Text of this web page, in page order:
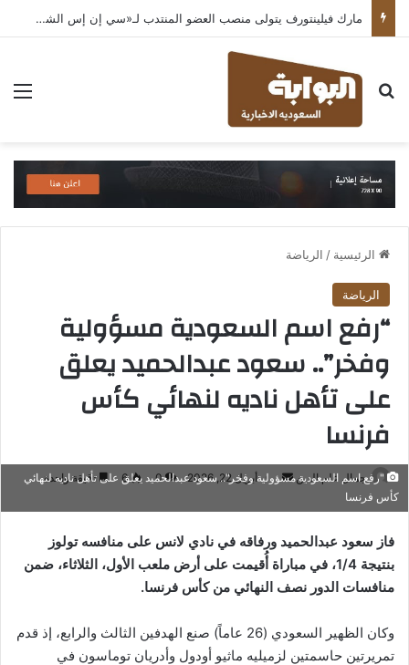
مارك فيلينتورف يتولى منصب العضو المنتدب لـ«سي إن إس الشرق الأوسط» ويشرف على شركات قطاع التكنولوجيا ضمن مجموعة غباش
بحث عن
الرئيسية / الرياضة
الرياضة
“رفع اسم السعودية مسؤولية
وفخر”.. سعود عبدالحميد يعلق
على تأهل ناديه لنهائي كأس
فرنسا
جمال علم الدين
أرسلأبريل 22, 2026 0
6 دقيقة واحدة
"رفع اسم السعودية مسؤولية وفخر".. سعود عبدالحميد يعلق على تأهل ناديه لنهائي
كأس فرنسا
فاز سعود عبدالحميد ورفاقه في نادي لانس على منافسه تولوز
بنتيجة 1/4، في مباراة أُقيمت على أرض ملعب الأول، الثلاثاء، ضمن
منافسات الدور نصف النهائي من كأس فرنسا.
وكان الظهير السعودي (26 عاماً) صنع الهدفين الثالث والرابع، إذ قدم
تمريرتين حاسمتين لزميليه ماثيو أودول وأدريان توماسون في